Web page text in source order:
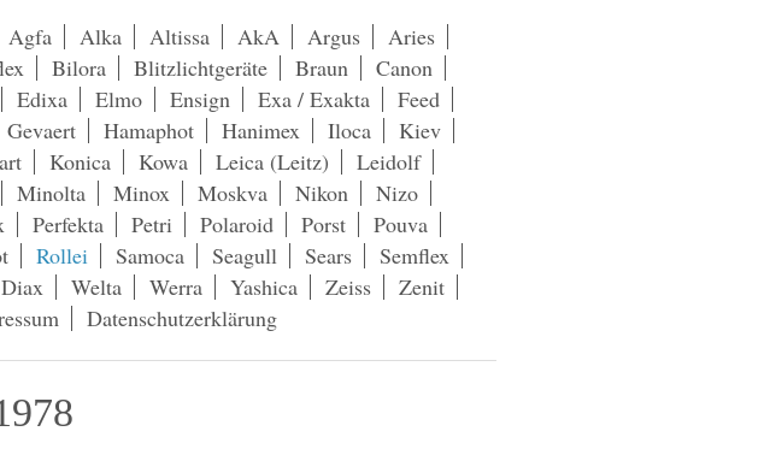
Agfa Alka Altissa AkA Argus
Aries
Bilora Blitzlichtgeräte Braun
Canon
Edixa Elmo Ensign Exa / Exakta
Feed
Gevaert Hamaphot Hanimex Iloca
Kiev
Konica Kowa Leica (Leitz)
Leidolf
Minolta Minox Moskva Nikon
Nizo
Perfekta Petri Polaroid Porst
Pouva
Rollei Samoca Seagull Sears
Semflex
Welta Werra Yashica Zeiss
Zenit
Datenschutzerklärung